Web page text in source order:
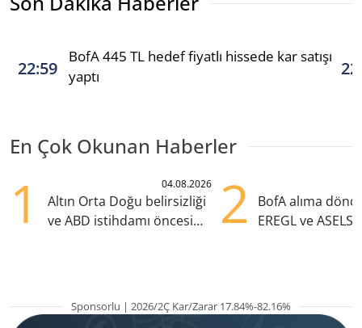
22:59
BofA 445 TL hedef fiyatlı hissede kar satışı
yaptı
En Çok Okunan Haberler
1 04.08.2026
Altın Orta Doğu belirsizliği
ve ABD istihdamı öncesi
2
BofA alıma
EREGL ve ASELS
Sponsorlu | 2026/2Ç Kar/Zarar 17.84%-82.16%